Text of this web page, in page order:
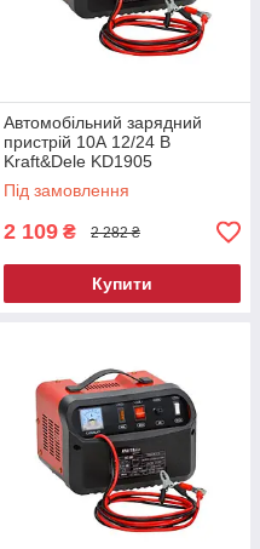
Автомобільний зарядний
пристрій 10А 12/24 В
Kraft&Dele KD1905
автомобільний зарядний
пристрій
Під замовлення
2 109 ₴ 2 282 ₴
Купити